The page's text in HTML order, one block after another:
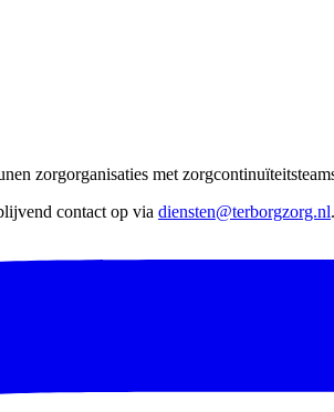
zorgorganisaties met
contact op via diensten@terborgzorg.nl.